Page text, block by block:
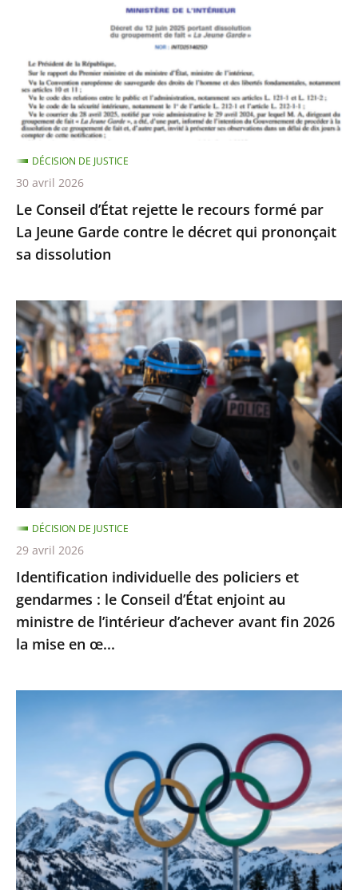
formé
par
La
Jeune
Garde
contre
le
décret
qui
sa
dissolution
Le Conseil d’État rejette le recours formé par
La Jeune Garde contre le décret qui prononçait
sa dissolution
DÉCISION DE JUSTICE
30 avril 2026
Identification
individuelle
des
policiers
et
gendarmes
Conseil
d’État
enjoint
au
ministre
de
l’intérieur
d’achever
fin
œ...
Identification individuelle des policiers et
gendarmes : le Conseil d’État enjoint au
ministre de l’intérieur d’achever avant fin 2026
la mise en œ...
DÉCISION DE JUSTICE
29 avril 2026
Olympiques
Paralympiques
2030
:
l’ensemble
des